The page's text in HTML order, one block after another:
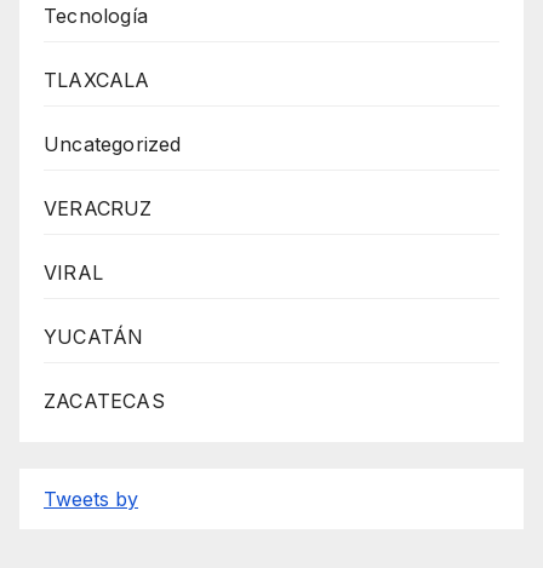
Tecnología
TLAXCALA
Uncategorized
VERACRUZ
VIRAL
YUCATÁN
ZACATECAS
Tweets by